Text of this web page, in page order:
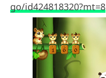
go/id424818320?mt=8